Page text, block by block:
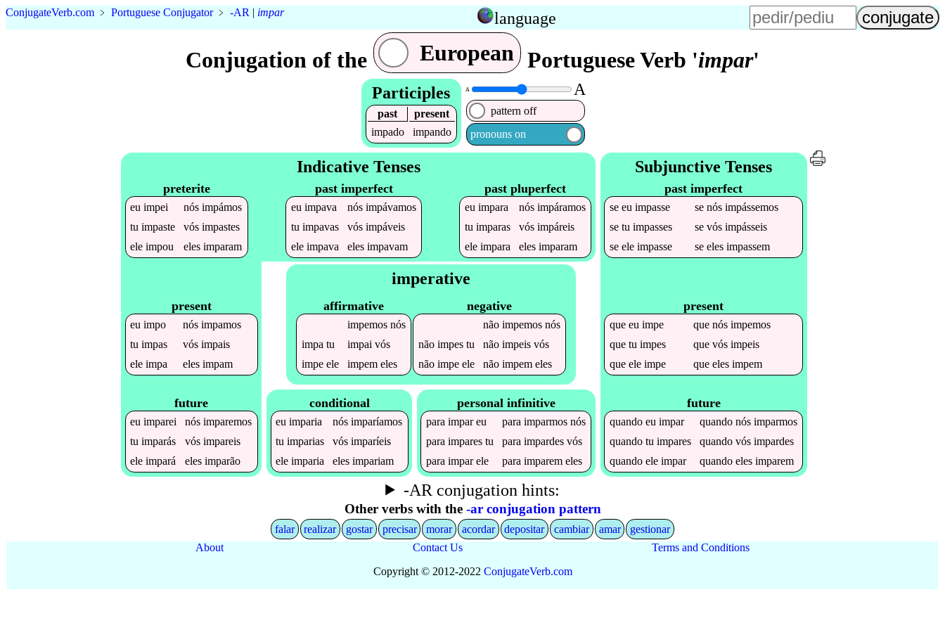
ConjugateVerb.com ﹥ Portuguese Conjugator﹥ -AR | impar language
Conjugation of the European Portuguese Verb 'impar'
Participles
past
present
impado
impando
A A
pattern off
pronouns on
Indicative Tenses
preterite
euimpei nósimpámos
tuimpaste vósimpastes
eleimpou elesimparam
past imperfect
eu impava nós impávamos
tu impavas vós impáveis
ele impava eles impavam
past pluperfect
euimpara nósimpáramos
tuimparas vósimpáreis
eleimpara elesimparam
present
euimpo nósimpamos
tuimpas vósimpais
eleimpa elesimpam
future
euimparei nósimparemos
tuimparás vósimpareis
eleimpará elesimparão
imperative
affirmative
impemosnós
impa tu impai vós
impeele impemeles
negative
não impemosnós
não impestu não impeisvós
não impeele não impemeles
conditional
euimparia nósimparíamos
tuimparias vósimparíeis
eleimparia elesimpariam
personal infinitive
paraimpareu paraimparmos nós
paraimpares tu paraimpardes vós
paraimparele paraimparem eles
Subjunctive Tenses
past imperfect
seeuimpasse senósimpássemos
setuimpasses sevósimpásseis
seeleimpasse seelesimpassem
present
queeuimpe quenósimpemos
quetuimpes quevósimpeis
queeleimpe queelesimpem
future
quandoeuimpar quandonósimparmos
quandotuimpares quandovósimpardes
quandoeleimpar quandoelesimparem
-AR conjugation hints:
Other verbs with the -ar conjugation pattern
falar realizar gostar precisar morar acordar depositar cambiar amar
gestionar
About
Contact Us
Terms and Conditions
Copyright © 2012-2022 ConjugateVerb.com